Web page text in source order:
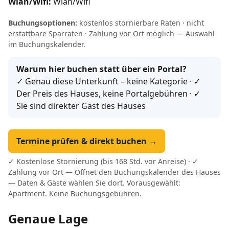
Buchungsoptionen: kostenlos stornierbare Raten · nicht
erstattbare Sparraten · Zahlung vor Ort möglich — Auswahl
im Buchungskalender.
Warum hier buchen statt über ein Portal?
✓ Genau diese Unterkunft – keine Kategorie · ✓
Der Preis des Hauses, keine Portalgebühren · ✓
Sie sind direkter Gast des Hauses
Termine prüfen & direkt buchen →
✓ Kostenlose Stornierung (bis 168 Std. vor Anreise) · ✓
Zahlung vor Ort — Öffnet den Buchungskalender des Hauses
— Daten & Gäste wählen Sie dort. Vorausgewählt:
Apartment. Keine Buchungsgebühren.
Genaue Lage